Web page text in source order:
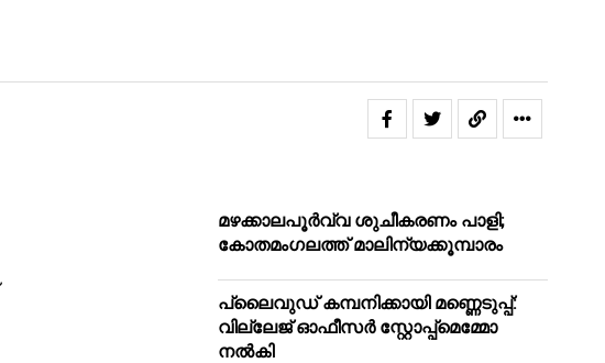
മഴക്കാലപൂർവ്വ ശുചീകരണം പാളി;
കോതമംഗലത്ത് മാലിന്യക്കൂമ്പാരം
പ്ലൈവുഡ് കമ്പനിക്കായി മണ്ണെടുപ്പ്:
വില്ലേജ് ഓഫീസർ സ്റ്റോപ്പ്മെമ്മോ
നൽകി